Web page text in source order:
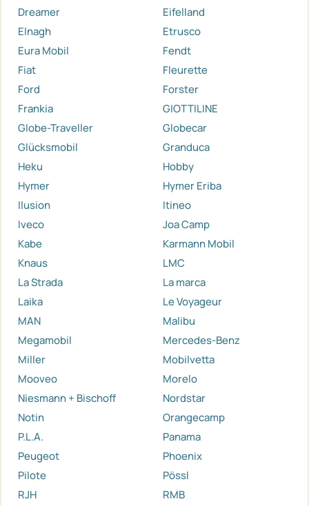
Dreamer
Eifelland
Elnagh
Etrusco
Eura Mobil
Fendt
Fiat
Fleurette
Ford
Forster
Frankia
GIOTTILINE
Globe-Traveller
Globecar
Glücksmobil
Granduca
Heku
Hobby
Hymer
Hymer Eriba
Ilusion
Itineo
Iveco
Joa Camp
Kabe
Karmann Mobil
Knaus
LMC
La Strada
La marca
Laika
Le Voyageur
MAN
Malibu
Megamobil
Mercedes-Benz
Miller
Mobilvetta
Mooveo
Morelo
Niesmann + Bischoff
Nordstar
Notin
Orangecamp
P.L.A.
Panama
Peugeot
Phoenix
Pilote
Pössl
RJH
RMB